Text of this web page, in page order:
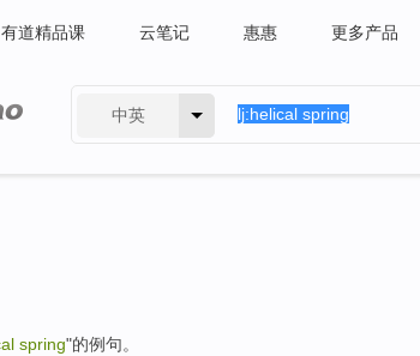
有道精品课 云笔记 惠惠 更多产品
中英
spring"的例句。